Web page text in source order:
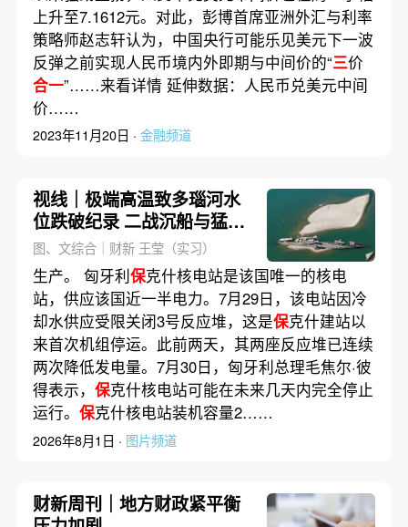
上升至7.1612元。对此，彭博首席亚洲外汇与利率
策略师赵志轩认为，中国央行可能乐见美元下一波
反弹之前实现人民币境内外即期与中间价的“三价
合一”……来看详情 延伸数据：人民币兑美元中间
价……
2023年11月20日 · 金融频道
视线｜极端高温致多瑙河水
位跌破纪录 二战沉船与猛犸
象化石接连露出
图、文综合｜财新 王莹（实习）
生产。 匈牙利保克什核电站是该国唯一的核电
站，供应该国近一半电力。7月29日，该电站因冷
却水供应受限关闭3号反应堆，这是保克什建站以
来首次机组停运。此前两天，其两座反应堆已连续
两次降低发电量。7月30日，匈牙利总理毛焦尔·彼
得表示， 保克什核电站可能在未来几天内完全停止
运行。 保克什核电站装机容量2……
2026年8月1日 · 图片频道
财新周刊｜地方财政紧平衡